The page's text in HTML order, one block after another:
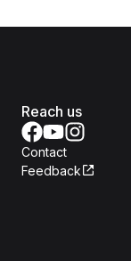
Reach us
Contact
Feedback